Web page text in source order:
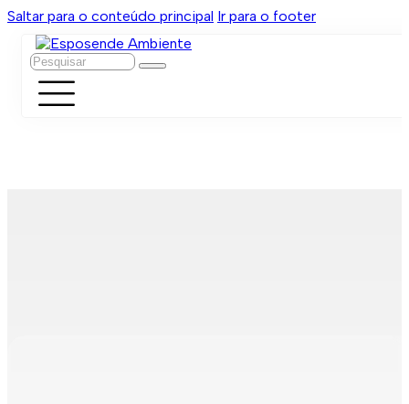
Saltar para o conteúdo principal Ir para o footer
Pesquisar